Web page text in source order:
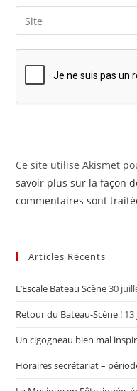
comment
email
address
Saisir
l’URL
de
votre
site
(facultatif)
Ce site utilise Akismet
savoir plus sur la façon
commentaires sont
Articles Récents
L’Escale Bateau Scène30
Retour du Bateau-Scène !
Un cigogneau bien mal
Horaires secrétariat –